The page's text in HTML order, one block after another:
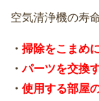
空気清浄機の寿
・ 掃除をこまめ
・パーツを交換
・ 使用する部屋